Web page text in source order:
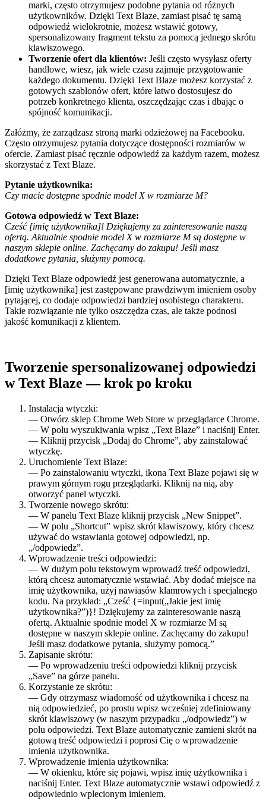
marki, często otrzymujesz podobne pytania od różnych
użytkowników. Dzięki Text Blaze, zamiast pisać tę samą
odpowiedź wielokrotnie, możesz wstawić gotowy,
spersonalizowany fragment tekstu za pomocą jednego skrótu
klawiszowego.
Tworzenie ofert dla klientów: Jeśli często wysyłasz oferty
handlowe, wiesz, jak wiele czasu zajmuje przygotowanie
każdego dokumentu. Dzięki Text Blaze możesz korzystać z
gotowych szablonów ofert, które łatwo dostosujesz do
potrzeb konkretnego klienta, oszczędzając czas i dbając o
spójność komunikacji.
Załóżmy, że zarządzasz stroną marki odzieżowej na Facebooku.
Często otrzymujesz pytania dotyczące dostępności rozmiarów w
ofercie. Zamiast pisać ręcznie odpowiedź za każdym razem, możesz
skorzystać z Text Blaze.
Pytanie użytkownika:
Czy macie dostępne spodnie model X w rozmiarze M?
Gotowa odpowiedź w Text Blaze:
Cześć [imię użytkownika]! Dziękujemy za zainteresowanie naszą
ofertą. Aktualnie spodnie model X w rozmiarze M są dostępne w
naszym sklepie online. Zachęcamy do zakupu! Jeśli masz
dodatkowe pytania, służymy pomocą.
Dzięki Text Blaze odpowiedź jest generowana automatycznie, a
[imię użytkownika] jest zastępowane prawdziwym imieniem osoby
pytającej, co dodaje odpowiedzi bardziej osobistego charakteru.
Takie rozwiązanie nie tylko oszczędza czas, ale także podnosi
jakość komunikacji z klientem.
Tworzenie spersonalizowanej odpowiedzi
w Text Blaze — krok po kroku
Instalacja wtyczki:
— Otwórz sklep Chrome Web Store w przeglądarce Chrome.
— W polu wyszukiwania wpisz „Text Blaze” i naciśnij Enter.
— Kliknij przycisk „Dodaj do Chrome”, aby zainstalować
wtyczkę.
Uruchomienie Text Blaze:
— Po zainstalowaniu wtyczki, ikona Text Blaze pojawi się w
prawym górnym rogu przeglądarki. Kliknij na nią, aby
otworzyć panel wtyczki.
Tworzenie nowego skrótu:
— W panelu Text Blaze kliknij przycisk „New Snippet”.
— W polu „Shortcut” wpisz skrót klawiszowy, który chcesz
używać do wstawiania gotowej odpowiedzi, np.
„/odpowiedz”.
Wprowadzenie treści odpowiedzi:
— W dużym polu tekstowym wprowadź treść odpowiedzi,
którą chcesz automatycznie wstawiać. Aby dodać miejsce na
imię użytkownika, użyj nawiasów klamrowych i specjalnego
kodu. Na przykład: „Cześć {=input(„Jakie jest imię
użytkownika?”)}! Dziękujemy za zainteresowanie naszą
ofertą. Aktualnie spodnie model X w rozmiarze M są
dostępne w naszym sklepie online. Zachęcamy do zakupu!
Jeśli masz dodatkowe pytania, służymy pomocą.”
Zapisanie skrótu:
— Po wprowadzeniu treści odpowiedzi kliknij przycisk
„Save” na górze panelu.
Korzystanie ze skrótu:
— Gdy otrzymasz wiadomość od użytkownika i chcesz na
nią odpowiedzieć, po prostu wpisz wcześniej zdefiniowany
skrót klawiszowy (w naszym przypadku „/odpowiedz”) w
polu odpowiedzi. Text Blaze automatycznie zamieni skrót na
gotową treść odpowiedzi i poprosi Cię o wprowadzenie
imienia użytkownika.
Wprowadzenie imienia użytkownika:
— W okienku, które się pojawi, wpisz imię użytkownika i
naciśnij Enter. Text Blaze automatycznie wstawi odpowiedź z
odpowiednio wplecionym imieniem.